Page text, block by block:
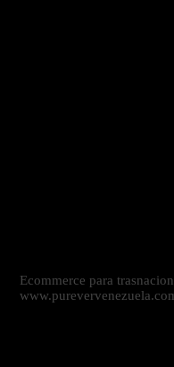
Ecommerce para